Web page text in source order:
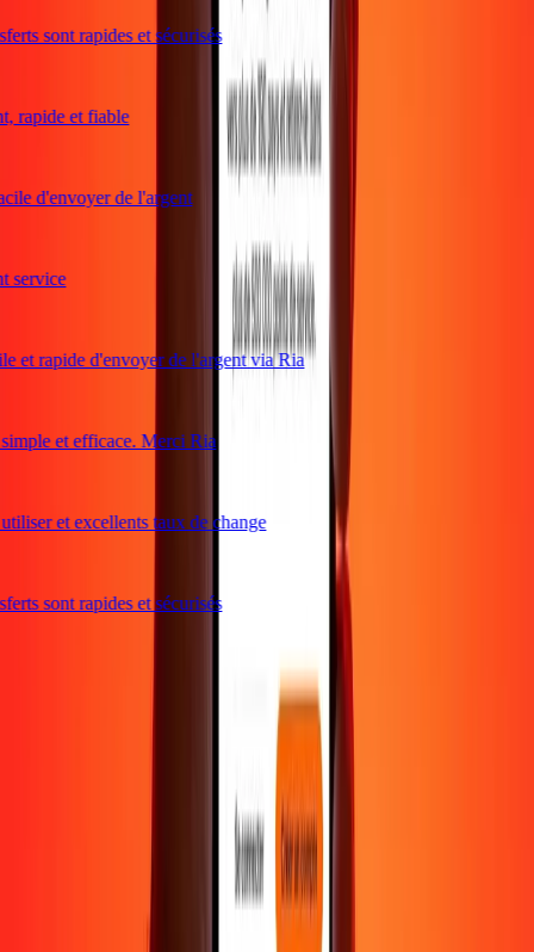
sont rapides et sécurisés
et fiable
d'envoyer de l'argent
et rapide d'envoyer de l'argent via Ria
et efficace. Merci Ria
et excellents taux de change
sont rapides et sécurisés